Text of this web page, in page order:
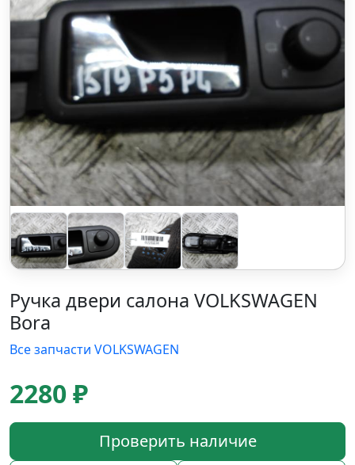
Ручка двери салона VOLKSWAGEN
Bora
Все запчасти VOLKSWAGEN
2280 ₽
Проверить наличие